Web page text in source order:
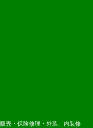
売・保険修理・外装、内装修